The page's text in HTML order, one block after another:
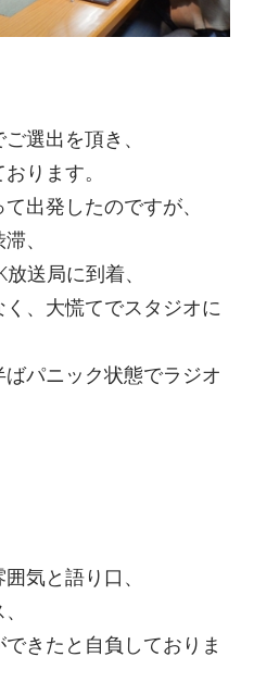
選出を頂き、
ります。
出発したのですが、
、
送局に到着、
、大慌てでスタジオに
パニック状態でラジオ
気と語り口、
きたと自負しておりま